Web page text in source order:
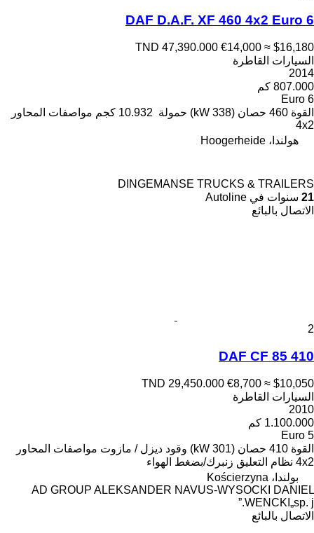
DAF D.A.F. XF 460 4x2 Euro 6
TND 47,390.000 €14,000 ≈ $16,180
السيارات القاطرة
2014
807.000 كم
Euro 6
القوة 460 حصان (338 kW) حمولة 10.932 كجم
مواصفات المحاور
4x2
هولندا، Hoogerheide
DINGEMANSE TRUCKS & TRAILERS
21 سنوات في Autoline
الاتصال بالبائع
2
DAF CF 85 410
TND 29,450.000 €8,700 ≈ $10,050
السيارات القاطرة
2010
1.100.000 كم
Euro 5
القوة 410 حصان (301 kW) وقود ديزل / مازوت مواصفات المحاور
4x2 نظام التعليق زنبرك/بضغط الهواء
بولندا، Kościerzyna
AD GROUP ALEKSANDER NAVUS-WYSOCKI DANIEL
WENCKI„sp. j.”
الاتصال بالبائع